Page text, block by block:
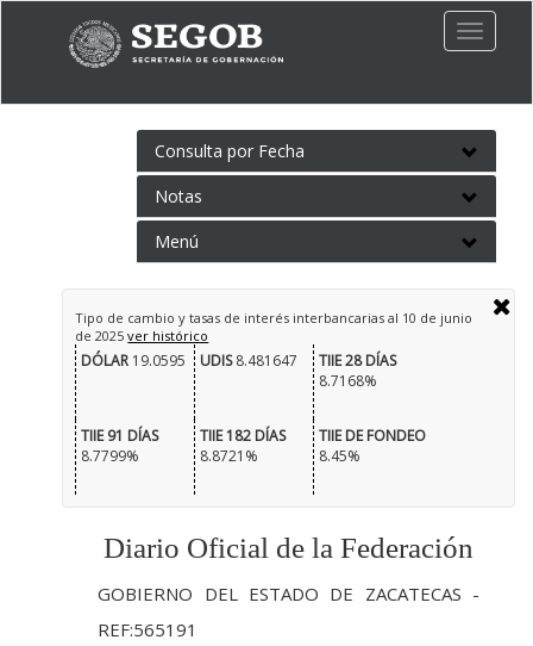
Toggle
Consulta por Fecha
Notas
Menú
Tipo de cambio y tasas de interés interbancarias al 10 de junio
de 2025ver histórico
DÓLAR19.0595 UDIS8.481647
TIIE 28 DÍAS
8.7168%
TIIE 91 DÍAS
8.7799%
TIIE 182 DÍAS
8.8721%
TIIE DE FONDEO
8.45%
Diario Oficial de la Federación
GOBIERNO DEL ESTADO DE ZACATECAS -
REF:565191